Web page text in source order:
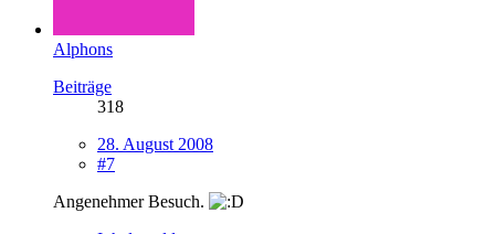
Alphons
Beiträge
318
28. August 2008
#7
Angenehmer Besuch.